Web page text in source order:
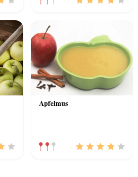
Apfelmus